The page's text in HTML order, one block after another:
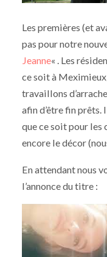
Les premières (et
pas pour notre
Jeanne« . Les
ce soit à
travaillons
afin d’être fin prêts.
que ce soit pour les
encore le décor
En attendant nous
l’annonce du titre :